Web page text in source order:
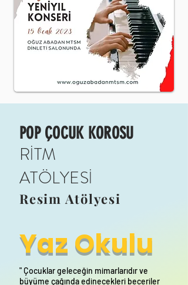
POP ÇOCUK KOROSU
RİTM
ATÖLYESİ
Resim Atölyesi
Yaz Okulu
" Çocuklar geleceğin mimarlarıdır ve
büyüme çağında edinecekleri beceriler